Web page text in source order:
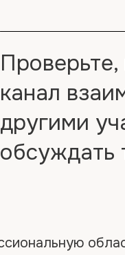
канал
другими
обсуждать